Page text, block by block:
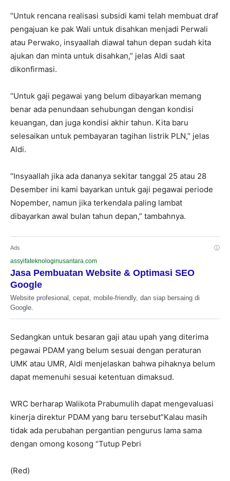
“Untuk rencana realisasi subsidi kami telah membuat draf
pengajuan ke pak Wali untuk disahkan menjadi Perwali
atau Perwako, insyaallah diawal tahun depan sudah kita
ajukan dan minta untuk disahkan,” jelas Aldi saat
dikonfirmasi.
“Untuk gaji pegawai yang belum dibayarkan memang
benar ada penundaan sehubungan dengan kondisi
keuangan, dan juga kondisi akhir tahun. Kita baru
selesaikan untuk pembayaran tagihan listrik PLN,” jelas
Aldi.
“Insyaallah jika ada dananya sekitar tanggal 25 atau 28
Desember ini kami bayarkan untuk gaji pegawai periode
Nopember, namun jika terkendala paling lambat
dibayarkan awal bulan tahun depan,” tambahnya.
Ads ⓘ
assyifateknologinusantara.com
Jasa Pembuatan Website & Optimasi SEO
Google
Website profesional, cepat, mobile-friendly, dan siap bersaing di
Google.
Sedangkan untuk besaran gaji atau upah yang diterima
pegawai PDAM yang belum sesuai dengan peraturan
UMK atau UMR, Aldi menjelaskan bahwa pihaknya belum
dapat memenuhi sesuai ketentuan dimaksud.
WRC berharap Walikota Prabumulih dapat mengevaluasi
kinerja direktur PDAM yang baru tersebut”Kalau masih
tidak ada perubahan pergantian pengurus lama sama
dengan omong kosong “Tutup Pebri
(Red)